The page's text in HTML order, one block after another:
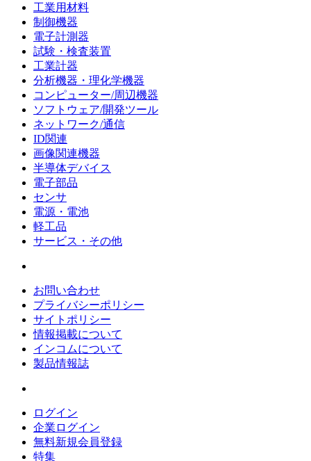
工業用材料
制御機器
電子計測器
試験・検査装置
工業計器
分析機器・理化学機器
コンピューター/周辺機器
ソフトウェア/開発ツール
ネットワーク/通信
ID関連
画像関連機器
半導体デバイス
電子部品
センサ
電源・電池
軽工品
サービス・その他
お問い合わせ
プライバシーポリシー
サイトポリシー
情報掲載について
インコムについて
製品情報誌
ログイン
企業ログイン
無料新規会員登録
特集